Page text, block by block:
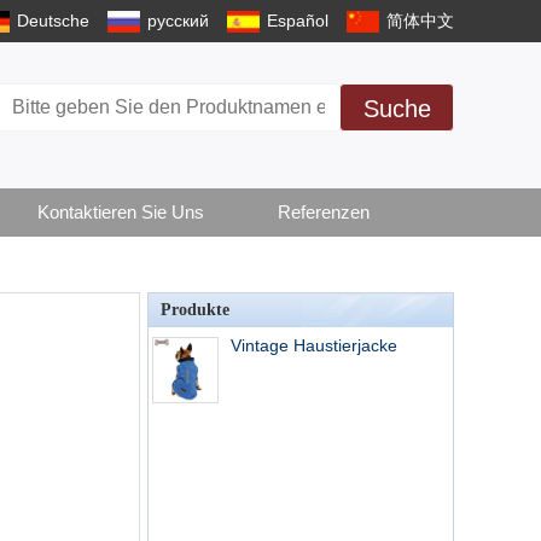
Deutsche русский Español 简体中文
Suche
Kontaktieren Sie Uns Referenzen
Produkte
Vintage Haustierjacke